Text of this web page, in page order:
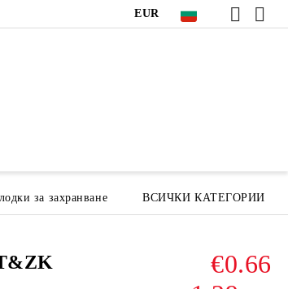
EUR
за захранване ВСИЧКИ КАТЕГОРИИ
€0.66